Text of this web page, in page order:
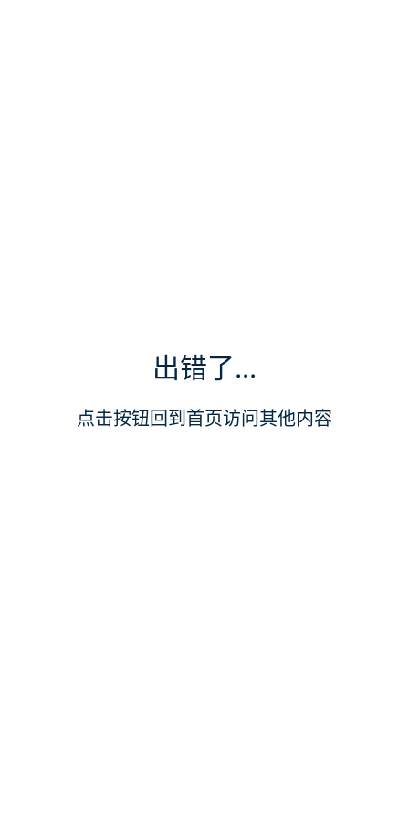
出错了...
点击按钮回到首页访问其他内容